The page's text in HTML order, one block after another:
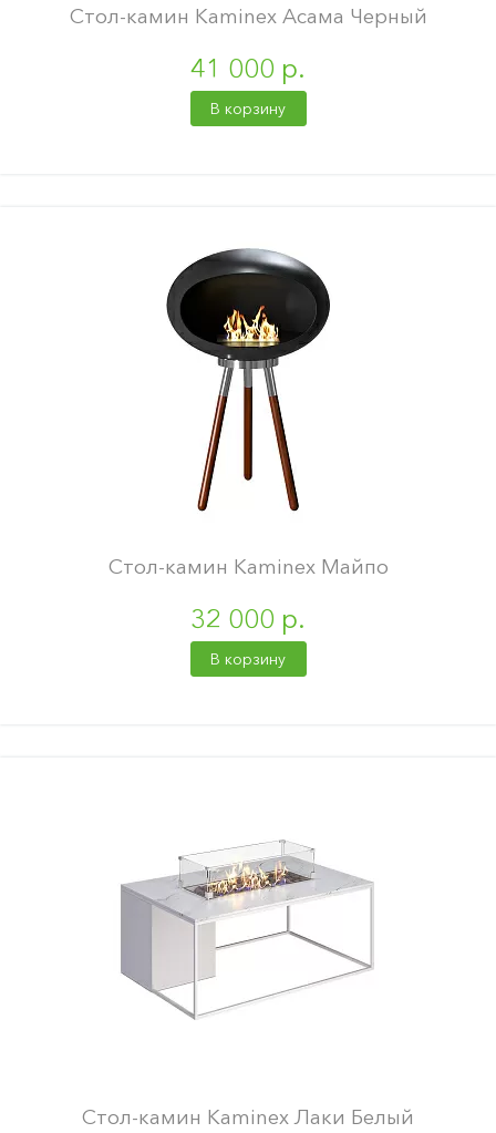
Стол-камин Kaminex Асама Черный
41 000 р.
В корзину
Стол-камин Kaminex Майпо
32 000 р.
В корзину
Стол-камин Kaminex Лаки Белый